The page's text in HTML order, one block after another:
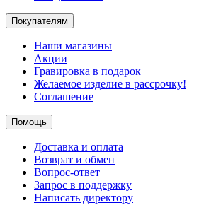
Покупателям
Наши магазины
Акции
Гравировка в подарок
Желаемое изделие в рассрочку!
Соглашение
Помощь
Доставка и оплата
Возврат и обмен
Вопрос-ответ
Запрос в поддержку
Написать директору